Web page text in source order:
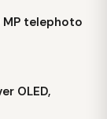
MP telephoto
OLED,